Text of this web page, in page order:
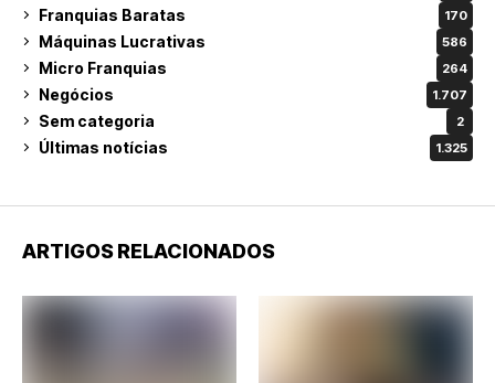
Franquias Baratas 170
Máquinas Lucrativas 586
Micro Franquias 264
Negócios 1.707
Sem categoria 2
Últimas notícias 1.325
ARTIGOS RELACIONADOS